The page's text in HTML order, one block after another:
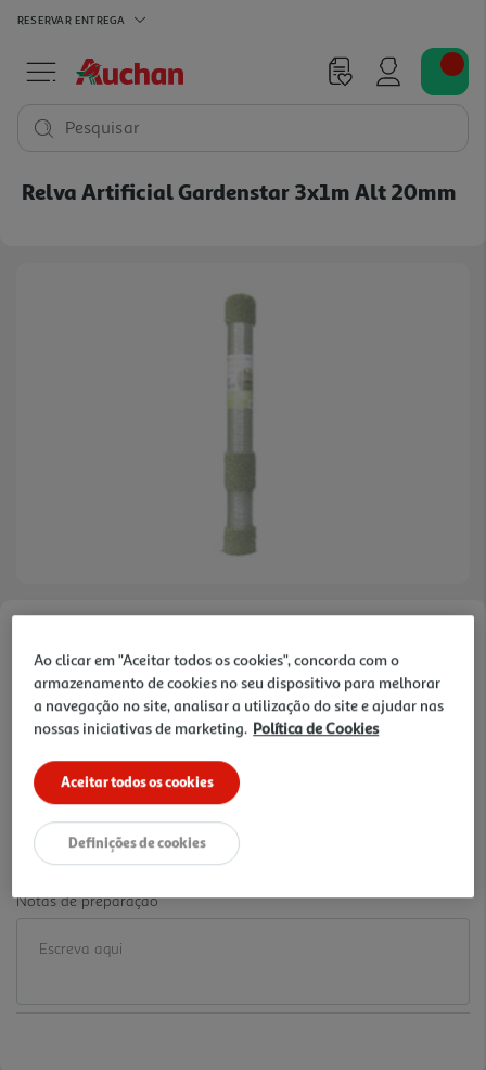
RESERVAR ENTREGA
Pesquisar
Relva Artificial Gardenstar 3x1m Alt 20mm
Ref. / EAN:3665257768768
9.99 €/un
Price reduced from
16,99 €to
9,99 €
Promoção: de 3/7/2026 a 1/12/2026
Notas de preparação
Ao clicar em "Aceitar todos os cookies", concorda com o
armazenamento de cookies no seu dispositivo para melhorar
a navegação no site, analisar a utilização do site e ajudar nas
nossas iniciativas de marketing. Política de Cookies
Aceitar todos os cookies
Definições de cookies